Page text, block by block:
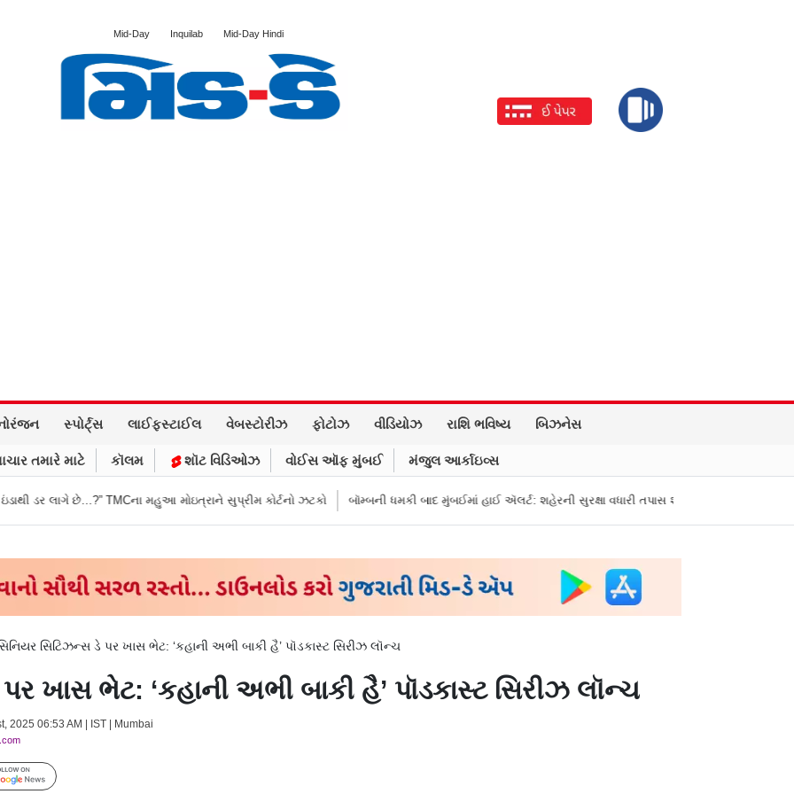
Mid-Day Inquilab Mid-Day Hindi
સ્પોર્ટ્સ લાઈફસ્ટાઈલ વેબસ્ટોરીઝ ફોટોઝ વીડિયોઝ રાશિ ભવિષ્ય બિઝનેસ
તમારે માટે કૉલમ શૉટ વિડિઓઝ વોઈસ ઑફ મુંબઈ મંજુલ આર્કાઇવ્સ
TMCના મહુઆ મોઇત્રાને સુપ્રીમ કોર્ટનો ઝટકો બૉમ્બની ધમકી બાદ મુંબઈમાં હાઈ ઍલર્ટ: શહેરની સુરક્ષા વધારી તપાસ શરૂ, જુઓ તસવીરો
સિટિઝન્સ ડે પર ખાસ ભેટ: ‘કહાની અભી બાકી હૈ’ પૉડકાસ્ટ સિરીઝ લૉન્ચ
ખાસ ભેટ: ‘કહાની અભી બાકી હૈ’ પૉડકાસ્ટ સિરીઝ લૉન્ચ
2025 06:53 AM | IST | Mumbai
Us